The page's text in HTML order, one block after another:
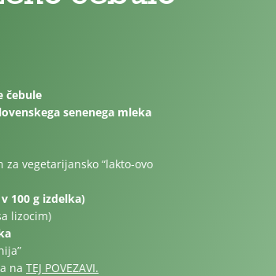
čebule
senenega mleka
za vegetarijansko “lakto-ovo
100 g izdelka)
lizocim)
na TEJ POVEZAVI.